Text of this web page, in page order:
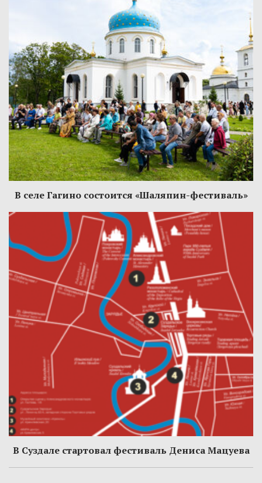
В селе Гагино состоится «Шаляпин-фестиваль»
В Суздале стартовал фестиваль Дениса Мацуева